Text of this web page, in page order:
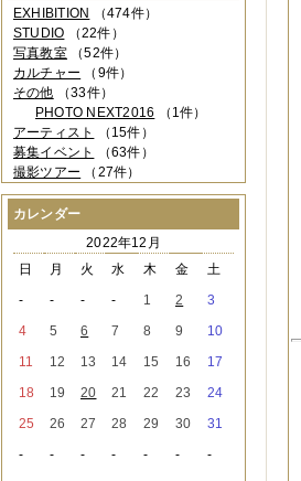
2022年07月（3件）
2022年05月（4件）
2022年04月（2件）
2022年03月
（5件）
2022年02月（3件）
2022年01月（3件）
2021年12月（2件）
2021年11月（3件）
2021年10月
（1件）
2021年08月
2021年07月（1件）
2021年06月（3件）
2021年05月（2件）
2021年02月 （1件）
2020年12月（3件）
2020年11月（6件）
2020年09月 （5件）
EXHIBITION （474件）
STUDIO （22件）
写真教室（52件）
カルチャー （9件）
その他 （33件）
PHOTO NEXT2016 （1件）
アーティスト
（15件）
募集イベント
（63件）
撮影ツアー （27件）
カレンダー
2022年12月
日
月 火 水 木 金
土
-
- - - 1 2
3
4
5 6 7 8 9
10
11
12 13 14 15 16
17
18
19 20 21 22 23
24
25
26 27 28 29 30
31
-
- - - - - -